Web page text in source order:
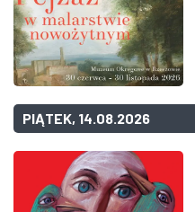
PIĄTEK, 14.08.2026